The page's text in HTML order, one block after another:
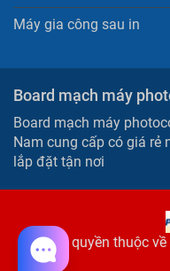
Board mạch máy
Board mạch máy
Nam cung cấp có giá rẻ
lắp đặt tận nơi
Máy gia công sau in
© Bản quyền thuộc